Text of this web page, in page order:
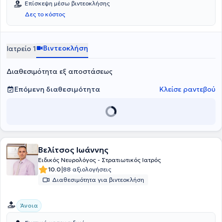
Επίσκεψη μέσω βιντεοκλήσης
Δες το κόστος
Ιατρείο 1 Βιντεοκλήση
Διαθεσιμότητα εξ αποστάσεως
Επόμενη διαθεσιμότητα
Κλείσε ραντεβού
Βελίτσος Ιωάννης
Ειδικός Νευρολόγος - Στρατιωτικός Ιατρός
10.0|88 αξιολογήσεις
Διαθεσιμότητα για βιντεοκλήση
Άνοια